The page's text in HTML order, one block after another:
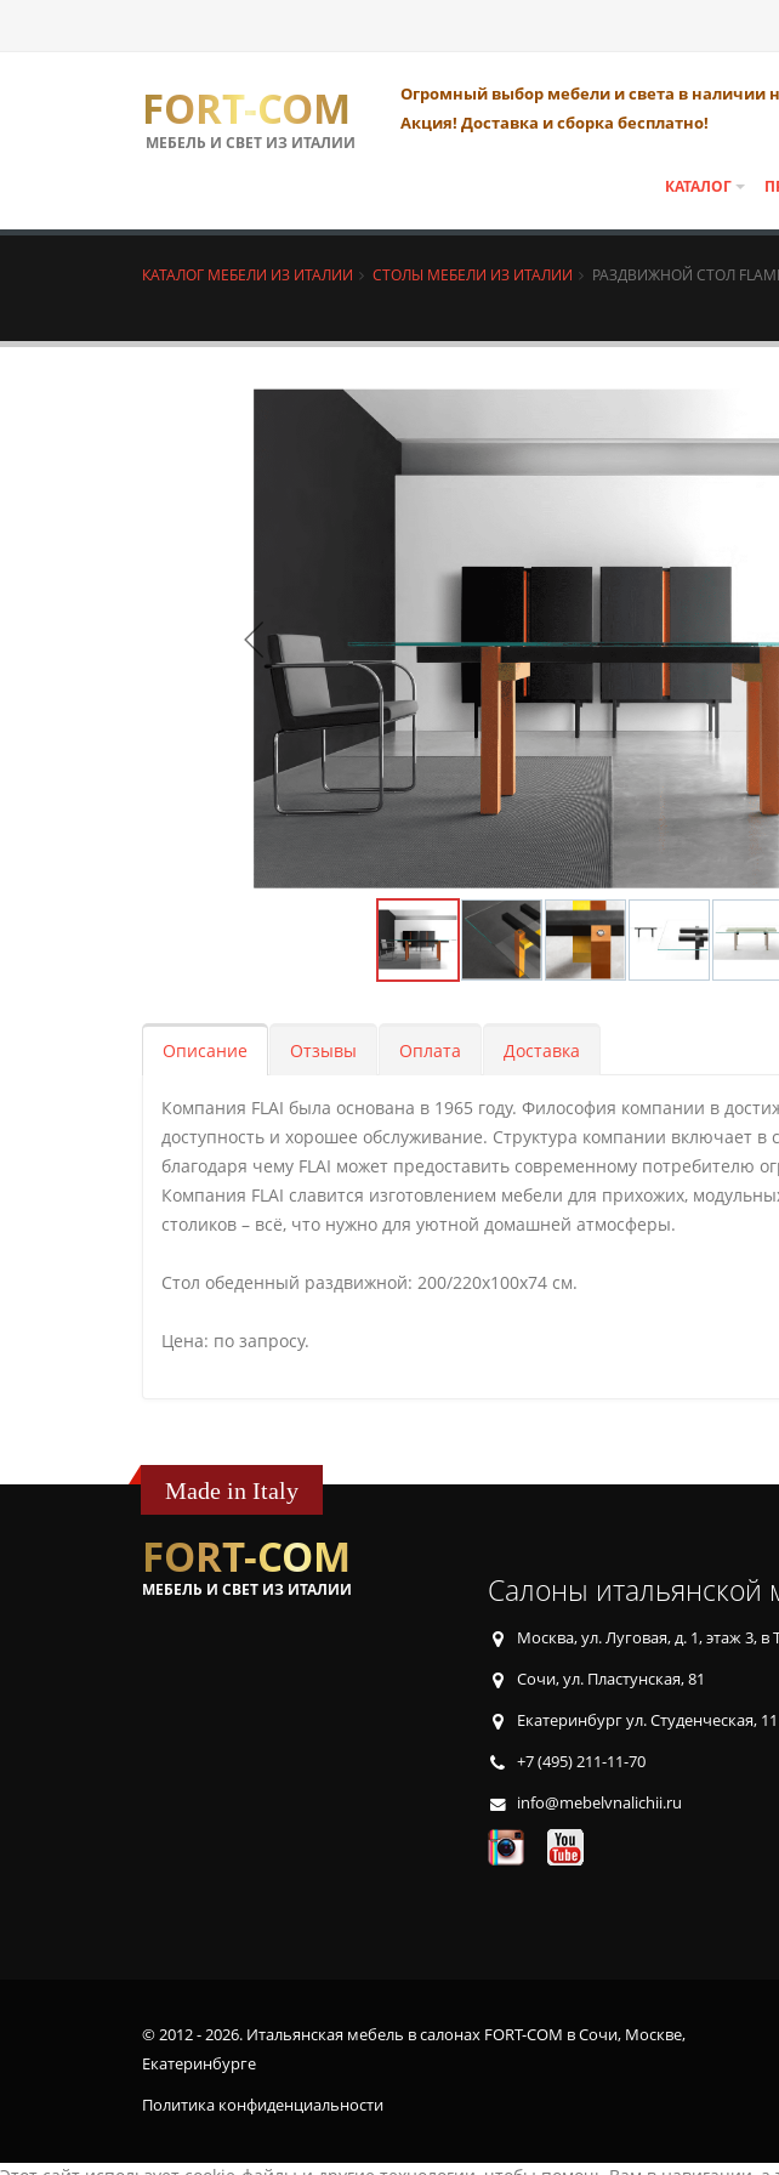
FORT-COM
МЕБЕЛЬ И СВЕТ ИЗ ИТАЛИИ
Огромный выбор мебели и света в наличии
Акция! Доставка и сборка бесплатно!
КАТАЛОГ
КАТАЛОГ МЕБЕЛИ ИЗ ИТАЛИИ СТОЛЫ МЕБЕЛИ ИЗ ИТАЛИИ РАЗДВИЖНОЙ СТОЛ
Описание Отзывы Оплата Доставка
Компания FLAI была основана в 1965 году. Философия компании в
доступность и хорошее обслуживание. Структура компании включает
благодаря чему FLAI может предоставить современному
Компания FLAI славится изготовлением мебели для прихожих,
столиков – всё, что нужно для уютной домашней атмосферы.
Стол обеденный раздвижной: 200/220х100х74 см.
Цена: по запросу.
Made in Italy
FORT-COM
МЕБЕЛЬ И СВЕТ ИЗ ИТАЛИИ Салоны итальянской
Москва, ул. Луговая, д. 1, этаж 3,
Сочи, ул. Пластунская, 81
Екатеринбург ул. Студенческая, 11
+7 (495) 211-11-70
info@mebelvnalichii.ru
© 2012 - 2026. Итальянская мебель в салонах FORT-COM в Сочи, Москве,
Екатеринбурге
Политика конфиденциальности